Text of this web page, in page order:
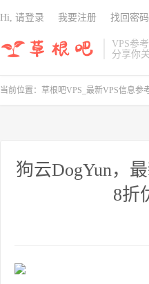
VPS参
分享你
Hi, 请登录 我要注册 找回密码
当前位置： 草根吧VPS_最新VPS信息参
狗云DogYun，
8折